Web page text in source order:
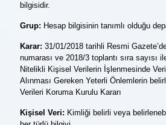
bilgisidir.
Grup: Hesap bilgisinin tanımlı olduğu
Karar: 31/01/2018 tarihli Resmi
numarası ve 2018/3 toplantı sıra sayısı
Nitelikli Kişisel Verilerin İşlenmesinde
Alınması Gereken Yeterli Önlemlerin
Verileri Koruma Kurulu Kararı
Kişisel Veri: Kimliği belirli veya